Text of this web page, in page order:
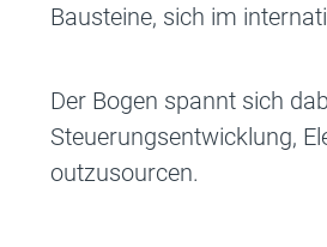
Bausteine, sich im
Der Bogen spannt sich
Steuerungsentwicklung,
outzusourcen.